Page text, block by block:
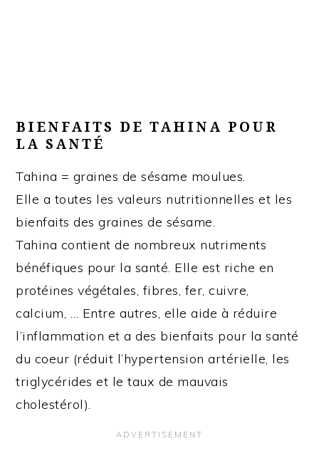
BIENFAITS DE TAHINA POUR
LA SANTÉ
Tahina = graines de sésame moulues.
Elle a toutes les valeurs nutritionnelles et les
bienfaits des graines de sésame.
Tahina contient de nombreux nutriments
bénéfiques pour la santé. Elle est riche en
protéines végétales, fibres, fer, cuivre,
calcium, … Entre autres, elle aide à réduire
l’inflammation et a des bienfaits pour la santé
du coeur (réduit l’hypertension artérielle, les
triglycérides et le taux de mauvais
cholestérol).